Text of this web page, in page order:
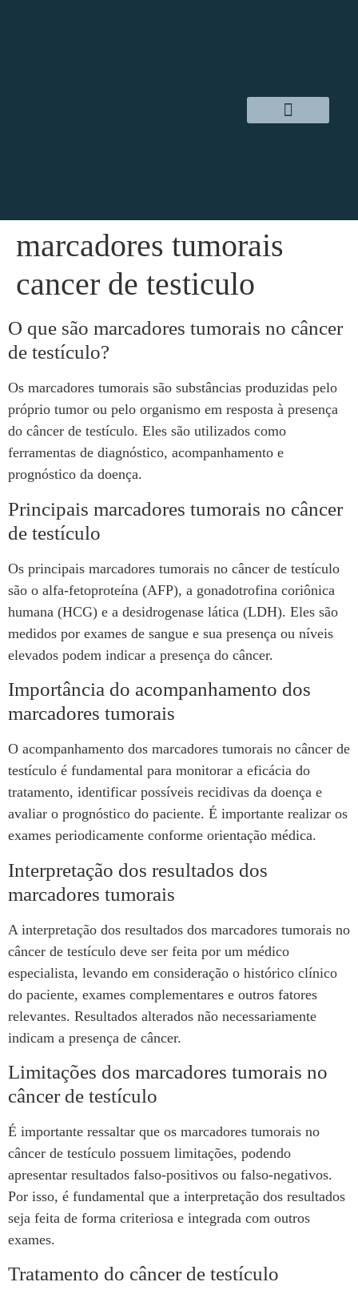
marcadores tumorais
cancer de testiculo
O que são marcadores tumorais no câncer
de testículo?
Os marcadores tumorais são substâncias produzidas pelo
próprio tumor ou pelo organismo em resposta à presença
do câncer de testículo. Eles são utilizados como
ferramentas de diagnóstico, acompanhamento e
prognóstico da doença.
Principais marcadores tumorais no câncer
de testículo
Os principais marcadores tumorais no câncer de testículo
são o alfa-fetoproteína (AFP), a gonadotrofina coriônica
humana (HCG) e a desidrogenase lática (LDH). Eles são
medidos por exames de sangue e sua presença ou níveis
elevados podem indicar a presença do câncer.
Importância do acompanhamento dos
marcadores tumorais
O acompanhamento dos marcadores tumorais no câncer de
testículo é fundamental para monitorar a eficácia do
tratamento, identificar possíveis recidivas da doença e
avaliar o prognóstico do paciente. É importante realizar os
exames periodicamente conforme orientação médica.
Interpretação dos resultados dos
marcadores tumorais
A interpretação dos resultados dos marcadores tumorais no
câncer de testículo deve ser feita por um médico
especialista, levando em consideração o histórico clínico
do paciente, exames complementares e outros fatores
relevantes. Resultados alterados não necessariamente
indicam a presença de câncer.
Limitações dos marcadores tumorais no
câncer de testículo
É importante ressaltar que os marcadores tumorais no
câncer de testículo possuem limitações, podendo
apresentar resultados falso-positivos ou falso-negativos.
Por isso, é fundamental que a interpretação dos resultados
seja feita de forma criteriosa e integrada com outros
exames.
Tratamento do câncer de testículo